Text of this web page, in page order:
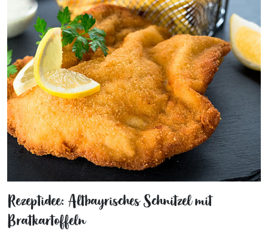
Rezeptidee: Altbayrisches Schnitzel mit
Bratkartoffeln